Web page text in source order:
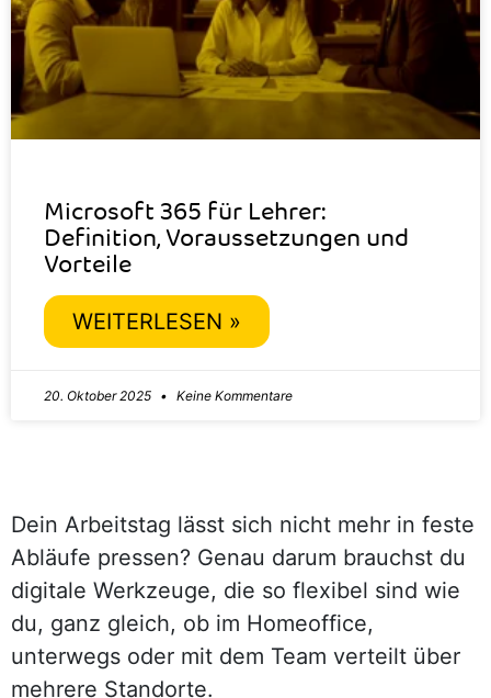
Microsoft 365 für Lehrer:
Definition, Voraussetzungen und
Vorteile
WEITERLESEN »
20. Oktober 2025 Keine Kommentare
Dein Arbeitstag lässt sich nicht mehr in feste
Abläufe pressen? Genau darum brauchst du
digitale Werkzeuge, die so flexibel sind wie
du, ganz gleich, ob im Homeoffice,
unterwegs oder mit dem Team verteilt über
mehrere Standorte.